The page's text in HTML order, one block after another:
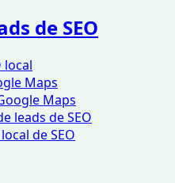
de SEO
local
Maps
Maps
leads de SEO
de SEO